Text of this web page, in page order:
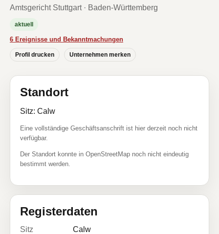
Amtsgericht Stuttgart · Baden-Württemberg
aktuell
6 Ereignisse und Bekanntmachungen
Profil drucken Unternehmen merken
Standort
Sitz: Calw
Eine vollständige Geschäftsanschrift ist hier derzeit noch nicht
verfügbar.
Der Standort konnte in OpenStreetMap noch nicht eindeutig
bestimmt werden.
Registerdaten
Sitz
Calw